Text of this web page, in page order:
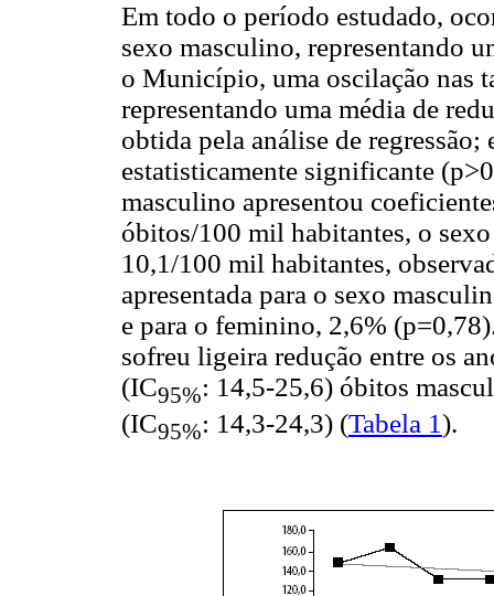
Em todo o período estudado,
sexo masculino, representando
o Município, uma oscilação nas
representando uma média de
obtida pela análise de
estatisticamente significante
masculino apresentou
óbitos/100 mil habitantes, o
10,1/100 mil habitantes,
apresentada para o sexo
e para o feminino, 2,6%
sofreu ligeira redução entre os
(IC95%: 14,5-25,6) óbitos
(IC95%: 14,3-24,3) (Tabela 1).